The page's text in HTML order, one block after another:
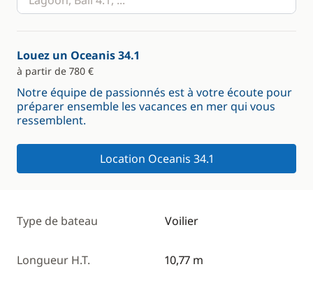
Louez un Oceanis 34.1
à partir de 780 €
Notre équipe de passionnés est à votre écoute pour
préparer ensemble les vacances en mer qui vous
ressemblent.
Location Oceanis 34.1
Type de bateau Voilier
Longueur H.T. 10,77 m